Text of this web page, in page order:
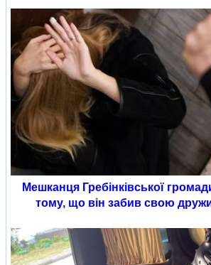
Мешканця Гребінківської
тому, що він забив свою